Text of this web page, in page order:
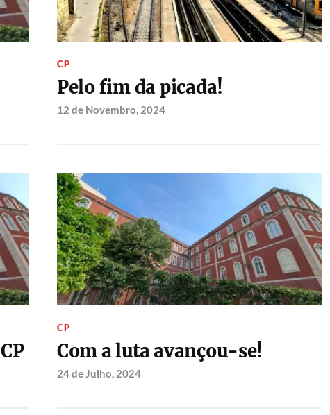
CP
Pelo fim da picada!
12 de Novembro, 2024
CP
Com a luta avançou-se!
24 de Julho, 2024